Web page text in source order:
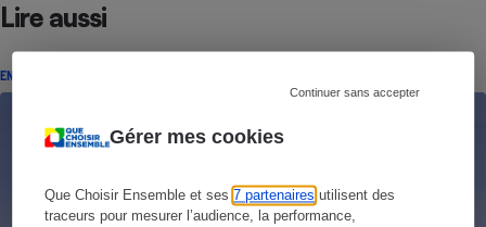
Gérer mes cookies
Que Choisir Ensemble et ses7 partenaires utilisent des
traceurs pour mesurer l’audience, la performance,
Continuer sans accepter
Lire aussi
ENQUÊTE